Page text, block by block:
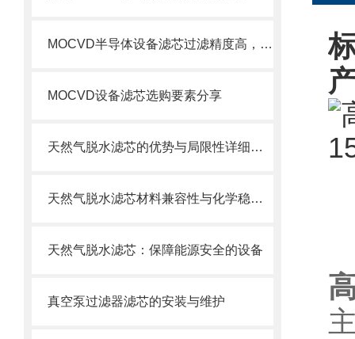
MOCVD半导体设备滤芯过滤精度高，使用寿命长
MOCVD设备滤芯选购要素分享
天然气脱水滤芯的优势与局限性详细分析
天然气脱水滤芯材料兼容性与化学稳定性
天然气脱水滤芯：保障能源安全的设备
真空泵过滤器滤芯的安装与维护